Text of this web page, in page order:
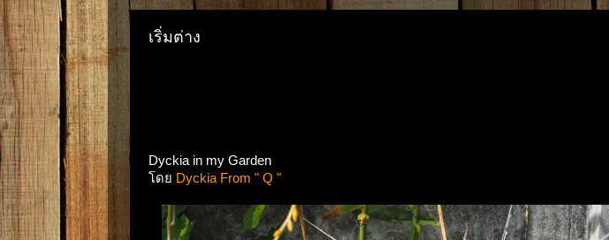
เริ่มต่าง
Dyckia in my Garden
โดย Dyckia From " Q "